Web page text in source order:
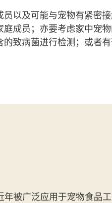
以及可能与宠物有紧密接
成员；亦要考虑家中宠
致病菌进行检测；或者
年被广泛应用于宠物食品